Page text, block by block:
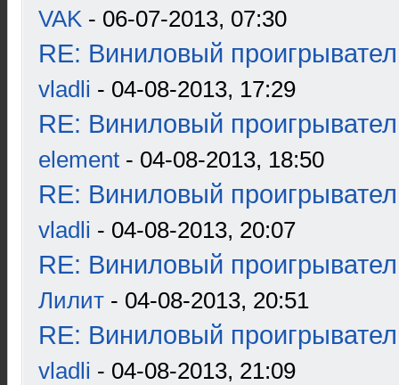
VAK - 06-07-2013, 07:30
RE: Виниловый
vladli - 04-08-2013, 17:29
RE: Виниловый
element - 04-08-2013, 18:50
RE: Виниловый
vladli - 04-08-2013, 20:07
RE: Виниловый
Лилит - 04-08-2013, 20:51
RE: Виниловый
vladli - 04-08-2013, 21:09